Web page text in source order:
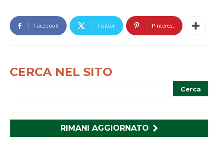
Facebook Twitter Pinterest
CERCA NEL SITO
RIMANI AGGIORNATO